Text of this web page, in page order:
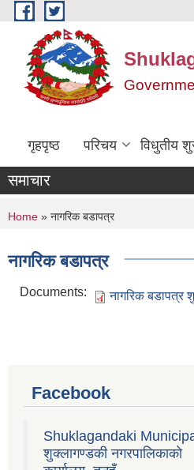
Skip to main content
गृहपृष्ठ परिचय विधुतीय
समाचार
You are here
Home » नागरिक बडापत्र
नागरिक बडापत्र
Documents: नागरिक बडापत्र
Facebook
Shuklagandaki
शुक्लागण्डकी नगरपालिकाको